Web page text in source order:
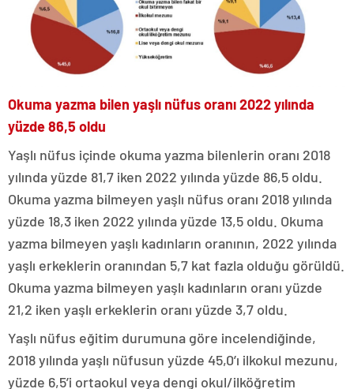
Okuma yazma bilen yaşlı nüfus oranı 2022 yılında
yüzde 86,5 oldu
Yaşlı nüfus içinde okuma yazma bilenlerin oranı 2018
yılında yüzde 81,7 iken 2022 yılında yüzde 86,5 oldu.
Okuma yazma bilmeyen yaşlı nüfus oranı 2018 yılında
yüzde 18,3 iken 2022 yılında yüzde 13,5 oldu. Okuma
yazma bilmeyen yaşlı kadınların oranının, 2022 yılında
yaşlı erkeklerin oranından 5,7 kat fazla olduğu görüldü.
Okuma yazma bilmeyen yaşlı kadınların oranı yüzde
21,2 iken yaşlı erkeklerin oranı yüzde 3,7 oldu.
Yaşlı nüfus eğitim durumuna göre incelendiğinde,
2018 yılında yaşlı nüfusun yüzde 45,0’ı ilkokul mezunu,
yüzde 6,5’i ortaokul veya dengi okul/ilköğretim